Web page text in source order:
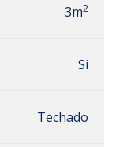
3m2
Si
Techado